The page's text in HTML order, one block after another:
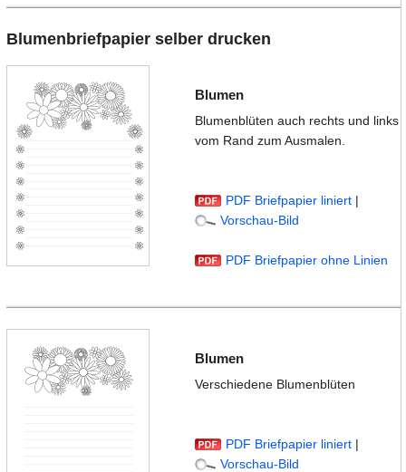
Blumenbriefpapier selber drucken
Blumen
Blumenblüten auch rechts und links
vom Rand zum Ausmalen.
PDF Briefpapier liniert |
Vorschau-Bild
PDF Briefpapier ohne Linien
Blumen
Verschiedene Blumenblüten
PDF Briefpapier liniert |
Vorschau-Bild